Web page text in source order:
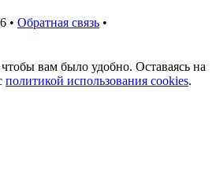
• Обратная связь •
вам было удобно. Оставаясь на
политикой использования cookies.